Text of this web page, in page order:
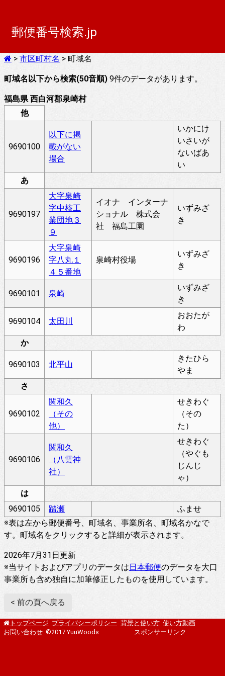
郵便番号検索.jp
> 市区町村名 > 町域名
町域名以下から検索(50音順) 9件のデータがあります。
福島県 西白河郡泉崎村
他
9690100
以下に掲
載がない
場合
いかにけ
いさいが
ないばあ
い
あ
9690197
大字泉崎
字中核工
業団地３
９
イオナ インターナ
ショナル 株式会
社 福島工園
いずみざ
き
9690196
大字泉崎
字八丸１
４５番地
泉崎村役場
いずみざ
き
9690101 泉崎
いずみざ
き
9690104 太田川
おおたが
わ
か
9690103 北平山
きたひら
やま
さ
9690102
関和久
（その
他）
せきわぐ
（その
た）
9690106
関和久
（八雲神
社）
せきわぐ
（やぐも
じんじ
ゃ）
は
9690105
踏瀬
ふませ
※表は左から郵便番号、町域名、事業所名、町域名かなで
す。町域名をクリックすると詳細が表示されます。
2026年7月31日更新
※当サイトおよびアプリのデータは日本郵便のデータを大口
事業所も含め独自に加筆修正したものを使用しています。
< 前の頁へ戻る
トップページ プライバシーポリシー 背景と使い方 使い方動画
お問い合わせ ©2017 YuuWoods スポンサーリンク